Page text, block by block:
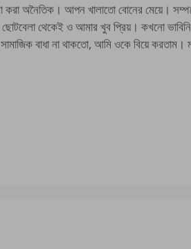
আপন খালাতো বোনের মেয়ে।
থেকেই ও আমার খুব প্রিয়। কখনো
বাধা না থাকতো, আমি ওকে বিয়ে করতাম।